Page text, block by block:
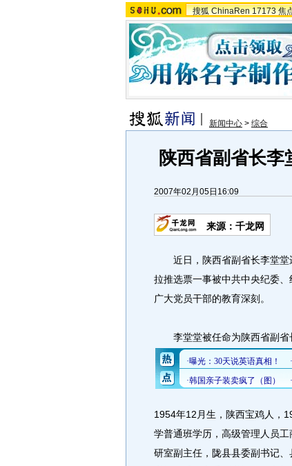
搜狐 ChinaRen 17173 焦
新闻中心 > 综合
陕西省副省长
2007年02月05日16:09
来源：千龙网
近日，陕西省副省长李堂堂
拉推选票一事被中共中央纪委
广大党员干部的教育深刻。
李堂堂被任命为陕西省副省
1954年12月生，陕西宝鸡人，
学普通班学历，高级管理人员
研室副主任，陇县县委副书记